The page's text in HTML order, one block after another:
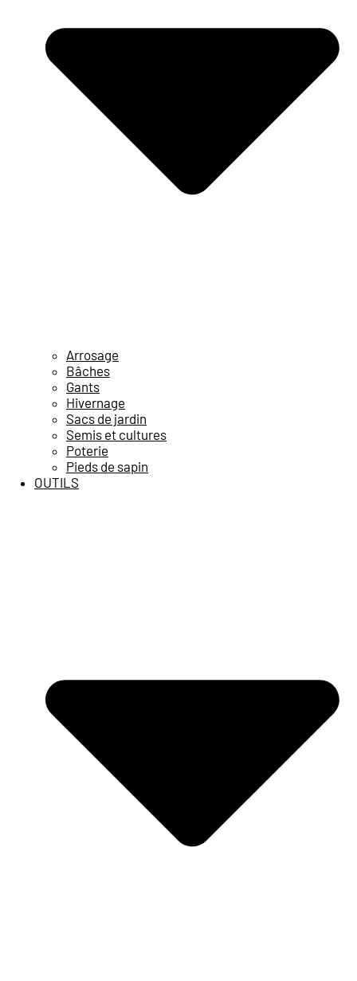
Arrosage
Bâches
Gants
Hivernage
Sacs de jardin
Semis et cultures
Poterie
Pieds de sapin
OUTILS